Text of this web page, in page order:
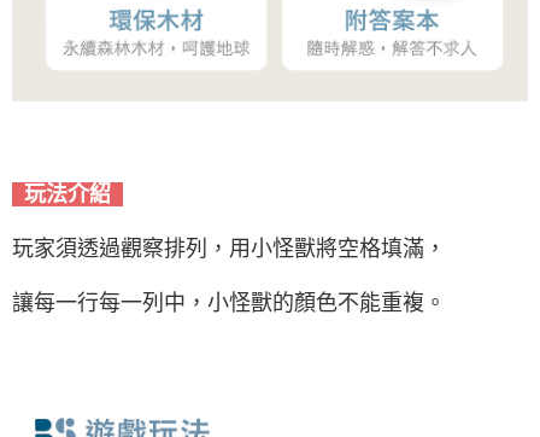
玩法介紹
玩家須透過觀察排列，用小怪獸將空格填滿，
讓每一行每一列中，小怪獸的顏色不能重複。